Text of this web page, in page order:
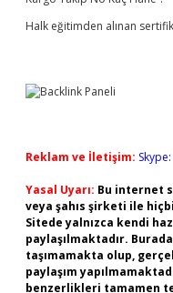
Halk eğitimden alınan
Reklam ve İletişim:
Yasal Uyarı: Bu internet
veya şahıs şirketi ile
Sitede yalnızca kendi
paylaşılmaktadır.
taşımamakta olup,
paylaşım
benzerlikleri tamamen